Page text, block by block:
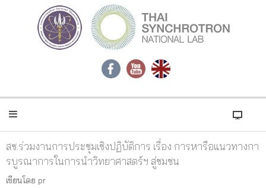
สซ.ร่วมงานการประชุมเชิงปฏิบัติการ เรื่อง การหารือแนวทางกา
รบูรณาการในการนำวิทยาศาสตร์ฯ สู่ชมชน
เขียนโดย pr